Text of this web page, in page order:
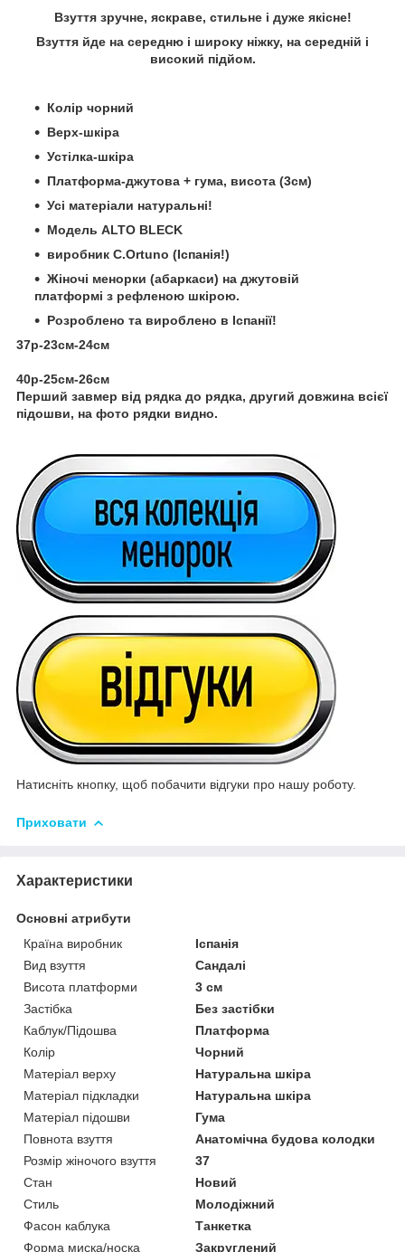
Взуття зручне, яскраве, стильне і дуже якісне!
Взуття йде на середню і широку ніжку, на середній і
високий підйом.
Колір чорний
Верх-шкіра
Устілка-шкіра
Платформа-джутова + гума, висота (3см)
Усі матеріали натуральні!
Модель ALTO BLECK
виробник C.Ortuno (Іспанія!)
Жіночі менорки (абаркаси) на джутовій
платформі з рефленою шкірою.
Розроблено та вироблено в Іспанії!
37р-23см-24см
40р-25см-26см
Перший завмер від рядка до рядка, другий довжина всієї
підошви, на фото рядки видно.
Натисніть кнопку, щоб побачити відгуки про нашу роботу.
Приховати
Характеристики
Основні атрибути
Країна виробник
Іспанія
Вид взуття
Сандалі
Висота платформи
3 см
Застібка
Без застібки
Каблук/Підошва
Платформа
Колір
Чорний
Матеріал верху
Натуральна шкіра
Матеріал підкладки
Натуральна шкіра
Матеріал підошви
Гума
Повнота взуття
Анатомічна будова колодки
Розмір жіночого взуття
37
Стан
Новий
Стиль
Молодіжний
Фасон каблука
Танкетка
Форма миска/носка
Закруглений